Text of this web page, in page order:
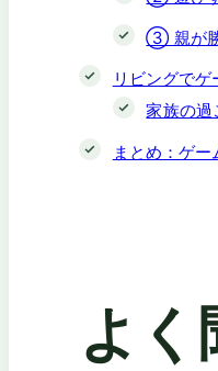
③ 親が勝
リビングで
家族の過
まとめ：ゲ
よ